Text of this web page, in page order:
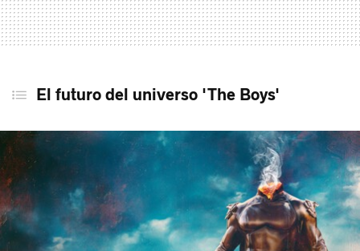
El futuro del universo 'The Boys'